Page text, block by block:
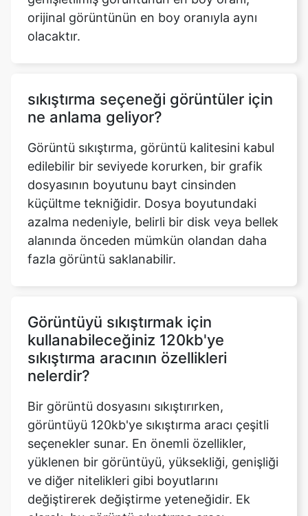
sıkıştırma seçeneği görüntüler için
Görüntü sıkıştırma, görüntü kalitesini kabul
edilebilir bir seviyede korurken, bir grafik
küçültme tekniğidir. Dosya boyutundaki
azalma nedeniyle, belirli bir disk veya bellek
alanında önceden mümkün olandan daha
fazla görüntü saklanabilir.
Görüntüyü sıkıştırmak için
nelerdir?
Bir görüntü dosyasını sıkıştırırken,
görüntüyü 120kb'ye sıkıştırma aracı çeşitli
yüklenen bir görüntüyü, yüksekliği, genişliği
ve diğer nitelikleri gibi boyutlarını
değiştirerek değiştirme yeteneğidir. Ek
olarak, bu görüntü sıkıştırma aracı,
yüklenen görüntüye bağlı olarak maksimum
veya minimuma artırılabilen veya